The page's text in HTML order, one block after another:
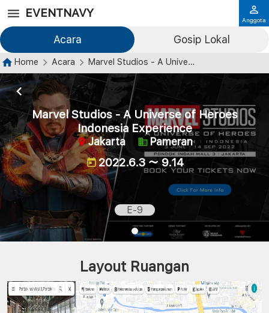
EVENTNAVY
Acara Gosip Lokal
Anggota
Home Acara Marvel Studios - A Universe of Heroes Indonesia Experience
Marvel Studios - A Universe of Heroes
Indonesia Experience
Jakarta Pameran
2022.6.3 ～ 9.14
E-9
Layout Ruangan